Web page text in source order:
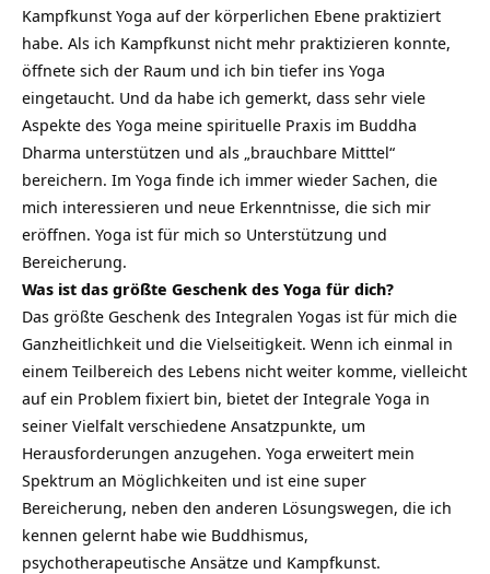
Kampfkunst Yoga auf der körperlichen Ebene praktiziert
habe. Als ich Kampfkunst nicht mehr praktizieren konnte,
öffnete sich der Raum und ich bin tiefer ins Yoga
eingetaucht. Und da habe ich gemerkt, dass sehr viele
Aspekte des Yoga meine spirituelle Praxis im Buddha
Dharma unterstützen und als „brauchbare Mitttel“
bereichern. Im Yoga finde ich immer wieder Sachen, die
mich interessieren und neue Erkenntnisse, die sich mir
eröffnen. Yoga ist für mich so Unterstützung und
Bereicherung.
Was ist das größte Geschenk des Yoga für dich?
Das größte Geschenk des Integralen Yogas ist für mich die
Ganzheitlichkeit und die Vielseitigkeit. Wenn ich einmal in
einem Teilbereich des Lebens nicht weiter komme, vielleicht
auf ein Problem fixiert bin, bietet der Integrale Yoga in
seiner Vielfalt verschiedene Ansatzpunkte, um
Herausforderungen anzugehen. Yoga erweitert mein
Spektrum an Möglichkeiten und ist eine super
Bereicherung, neben den anderen Lösungswegen, die ich
kennen gelernt habe wie Buddhismus,
psychotherapeutische Ansätze und Kampfkunst.